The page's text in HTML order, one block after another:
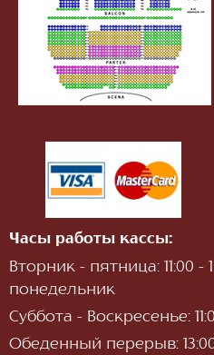
Часы работы кассы:
Вторник - пятница: 11:00
понедельник
Суббота - Воскресенье:
Обеденный перерыв: 13:00